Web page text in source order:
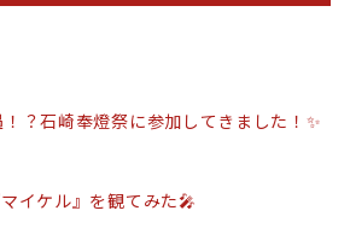
？石崎奉燈祭に参加してきました！✨
イケル』を観てみた🎤